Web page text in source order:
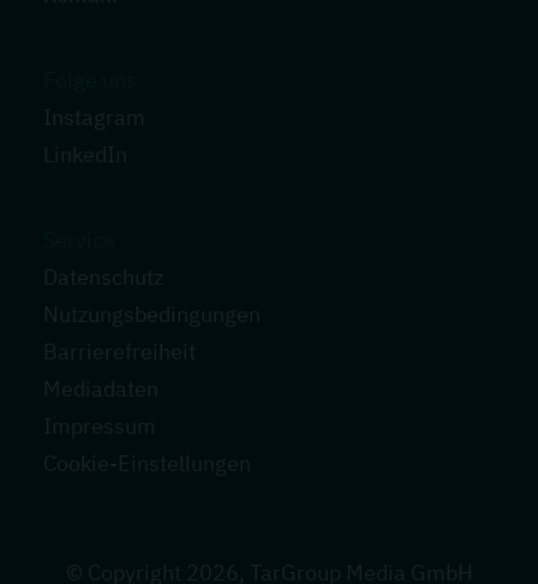
Instagram
LinkedIn
Datenschutz
Nutzungsbedingungen
Barrierefreiheit
Mediadaten
Impressum
Cookie-Einstellungen
© Copyright 2026, TarGroup Media GmbH